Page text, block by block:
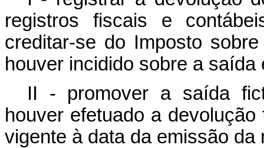
registros fiscais e
creditar-se do Imposto
houver incidido sobre a saída
II - promover a saída
houver efetuado a
vigente à data da emissão